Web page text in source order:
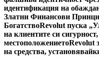
идентификация на
Златни Финансови
БогатствоRevolut пуска
на клиентите си
местоположениетоRevolut
на средства,